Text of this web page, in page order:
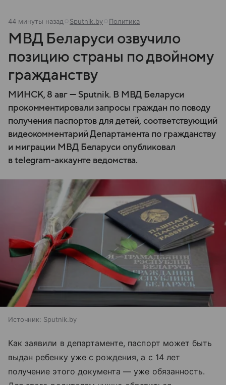
44 минуты назад Sputnik.by Политика
МВД Беларуси озвучило
позицию страны по двойному
гражданству
МИНСК, 8 авг — Sputnik. В МВД Беларуси
прокомментировали запросы граждан по поводу
получения паспортов для детей, соответствующий
видеокомментарий Департамента по гражданству
и миграции МВД Беларуси опубликовал
в telegram-аккаунте ведомства.
Источник: Sputnik.by
Как заявили в департаменте, паспорт может быть
выдан ребенку уже с рождения, а с 14 лет
получение этого документа — уже обязанность.